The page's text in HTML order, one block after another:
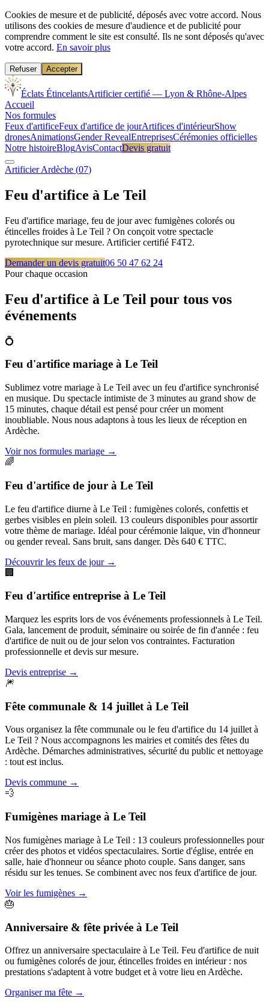
Cookies de mesure et de publicité, déposés avec votre accord. Nous
utilisons des cookies de mesure d'audience et de publicité pour
comprendre comment le site est consulté. Ils ne sont déposés qu'avec
votre accord. En savoir plus
Refuser Accepter
Éclats ÉtincelantsArtificier certifié — Lyon & Rhône-Alpes
Accueil
Nos formules
Feux d'artificeFeux d'artifice de jourArtifices d'intérieurShow
dronesAnimationsGender RevealEntreprisesCérémonies officielles
Notre histoireBlogAvisContactDevis gratuit
ArtificierArdèche (07)
Feu d'artifice à Le Teil
Feu d'artifice mariage, feu de jour avec fumigènes colorés ou
étincelles froides à Le Teil ? On conçoit votre spectacle
pyrotechnique sur mesure. Artificier certifié F4T2.
Demander un devis gratuit06 50 47 62 24
Pour chaque occasion
Feu d'artifice à Le Teil pour tous vos
événements
💍
Feu d'artifice mariage à Le Teil
Sublimez votre mariage à Le Teil avec un feu d'artifice synchronisé
en musique. Du spectacle intimiste de 3 minutes au grand show de
15 minutes, chaque détail est pensé pour créer un moment
inoubliable. Nous nous adaptons à tous les lieux de réception en
Ardèche.
Voir nos formules mariage →
🌈
Feu d'artifice de jour à Le Teil
Le feu d'artifice diurne à Le Teil : fumigènes colorés, confettis et
gerbes visibles en plein soleil. 13 couleurs disponibles pour assortir
votre thème de mariage. Idéal pour cérémonie laïque, vin d'honneur
ou gender reveal. Sans bruit, sans danger. Dès 640 € TTC.
Découvrir les feux de jour→
🏢
Feu d'artifice entreprise à Le Teil
Marquez les esprits lors de vos événements professionnels à Le Teil.
Gala, lancement de produit, séminaire ou soirée de fin d'année : feu
d'artifice de nuit ou de jour selon vos contraintes. Facturation
professionnelle et devis sur mesure.
Devis entreprise →
🎆
Fête communale & 14 juillet à Le Teil
Vous organisez la fête communale ou le feu d'artifice du 14 juillet à
Le Teil ? Nous accompagnons les mairies et comités des fêtes du
Ardèche. Démarches administratives, sécurité du public et nettoyage
: tout est inclus.
Devis commune →
💨
Fumigènes mariage à Le Teil
Nos fumigènes mariage à Le Teil : 13 couleurs professionnelles pour
créer des photos et vidéos spectaculaires. Sortie d'église, entrée en
salle, haie d'honneur ou séance photo couple. Sans danger, sans
résidu sur les tenues. Se combinent avec nos feux d'artifice de jour.
Voir les fumigènes →
🎂
Anniversaire & fête privée à Le Teil
Offrez un anniversaire spectaculaire à Le Teil. Feu d'artifice de nuit
ou fumigènes colorés de jour, étincelles froides en intérieur : nos
prestations s'adaptent à votre budget et à votre lieu en Ardèche.
Organiser ma fête →